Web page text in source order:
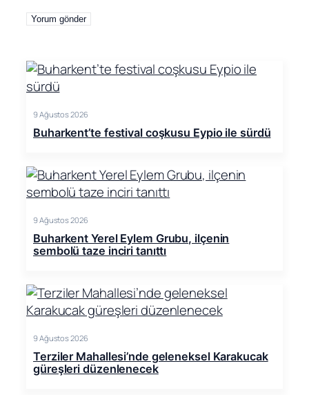
9 Ağustos 2026
Buharkent’te festival coşkusu Eypio ile sürdü
9 Ağustos 2026
Buharkent Yerel Eylem Grubu, ilçenin
sembolü taze inciri tanıttı
9 Ağustos 2026
Terziler Mahallesi’nde geleneksel Karakucak
güreşleri düzenlenecek